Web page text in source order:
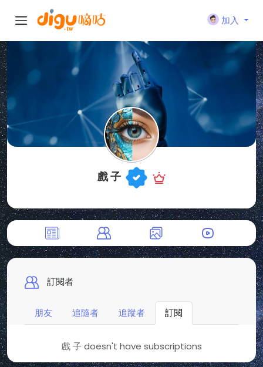
加入
戲 子
訂閱者
朋友 追隨者 追蹤者 訂閱
戲 子 doesn't have subscriptions